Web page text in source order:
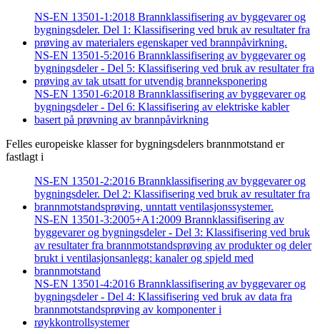
NS-EN 13501-1:2018 Brannklassifisering av byggevarer og
bygningsdeler. Del 1: Klassifisering ved bruk av resultater fra
prøving av materialers egenskaper ved brannpåvirkning.
NS-EN 13501-5:2016 Brannklassifisering av byggevarer og
bygningsdeler - Del 5: Klassifisering ved bruk av resultater fra
prøving av tak utsatt for utvendig branneksponering
NS-EN 13501-6:2018 Brannklassifisering av byggevarer og
bygningsdeler - Del 6: Klassifisering av elektriske kabler
basert på prøvning av brannpåvirkning
Felles europeiske klasser for bygningsdelers brannmotstand er
fastlagt i
NS-EN 13501-2:2016 Brannklassifisering av byggevarer og
bygningsdeler. Del 2: Klassifisering ved bruk av resultater fra
brannmotstandsprøving, unntatt ventilasjonssystemer.
NS-EN 13501-3:2005+A1:2009 Brannklassifisering av
byggevarer og bygningsdeler - Del 3: Klassifisering ved bruk
av resultater fra brannmotstandsprøving av produkter og deler
brukt i ventilasjonsanlegg: kanaler og spjeld med
brannmotstand
NS-EN 13501-4:2016 Brannklassifisering av byggevarer og
bygningsdeler - Del 4: Klassifisering ved bruk av data fra
brannmotstandsprøving av komponenter i
røykkontrollsystemer